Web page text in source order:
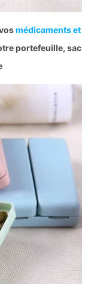
médicaments et
portefeuille, sac